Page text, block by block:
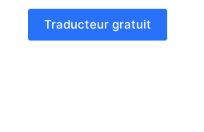
Traducteur gratuit